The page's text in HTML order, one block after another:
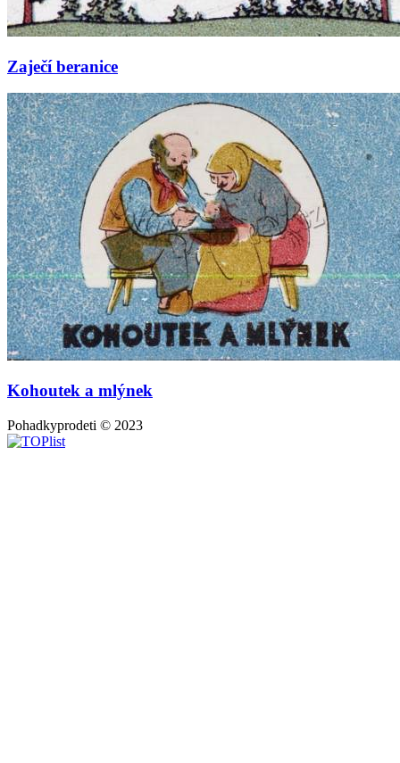
Zaječí beranice
Kohoutek a mlýnek
Pohadkyprodeti © 2023